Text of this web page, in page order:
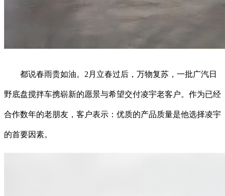
都说春雨贵如油。2月立春过后，万物复苏，一批广汽日
野底盘搅拌车携崭新的愿景与希望交付凌宇老客户。作为已经
合作数年的老朋友，客户表示：优质的产品质量是他选择凌宇
的首要因素。